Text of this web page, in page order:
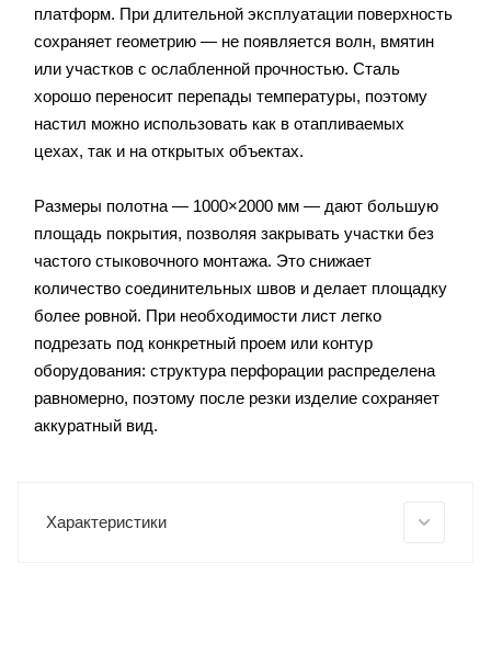
платформ. При длительной эксплуатации поверхность
сохраняет геометрию — не появляется волн, вмятин
или участков с ослабленной прочностью. Сталь
хорошо переносит перепады температуры, поэтому
настил можно использовать как в отапливаемых
цехах, так и на открытых объектах.
Размеры полотна — 1000×2000 мм — дают большую
площадь покрытия, позволяя закрывать участки без
частого стыковочного монтажа. Это снижает
количество соединительных швов и делает площадку
более ровной. При необходимости лист легко
подрезать под конкретный проем или контур
оборудования: структура перфорации распределена
равномерно, поэтому после резки изделие сохраняет
аккуратный вид.
Характеристики